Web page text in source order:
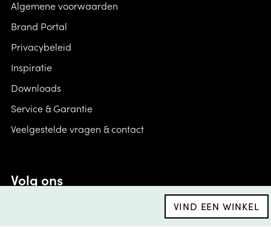
VIND EEN WINKEL
Algemene voorwaarden
Brand Portal
Privacybeleid
Inspiratie
Downloads
Service & Garantie
Veelgestelde vragen & contact
Volg ons